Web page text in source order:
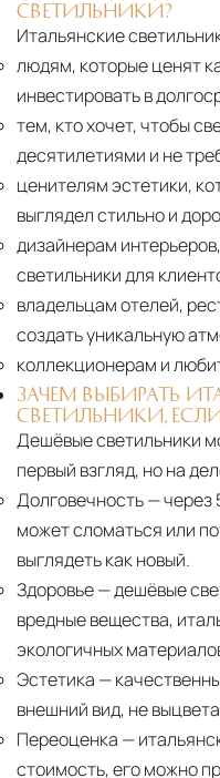
СВЕТИЛЬНИКИ?
Итальянские
людям, которые ценят
инвестировать в
тем, кто хочет, чтобы
десятилетиями и не
ценителям эстетики,
выглядел стильно и
дизайнерам
светильники для
владельцам отелей,
создать уникальную
коллекционерам и
ЗАЧЕМ ВЫБИРАТЬ
СВЕТИЛЬНИКИ,
Дешёвые светильники
первый взгляд, но на
Долговечность— через
может сломаться или
выглядеть как новый.
Здоровье— дешёвые
вредные вещества,
экологичных
Эстетика —
внешний вид, не
Переоценка —
стоимость, его можно